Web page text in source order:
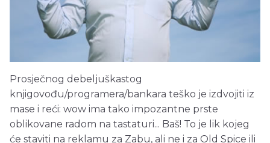
Prosječnog debeljuškastog
knjigovođu/programera/bankara teško je izdvojiti iz
mase i reći: wow ima tako impozantne prste
oblikovane radom na tastaturi... Baš! To je lik kojeg
će staviti na reklamu za Zabu, ali ne i za Old Spice ili